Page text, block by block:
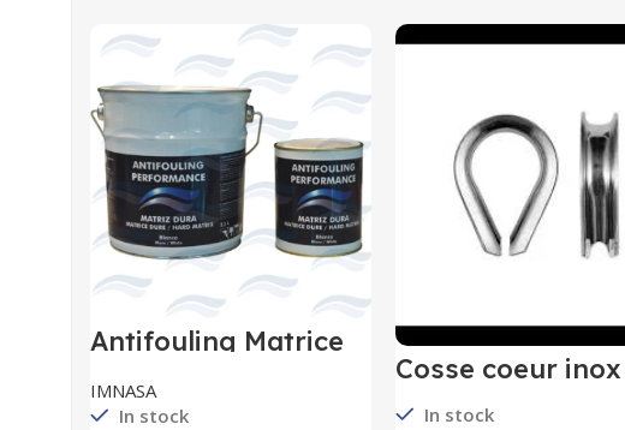
Antifouling Matrice
IMNASA
In stock
Cosse coeur inox
In stock